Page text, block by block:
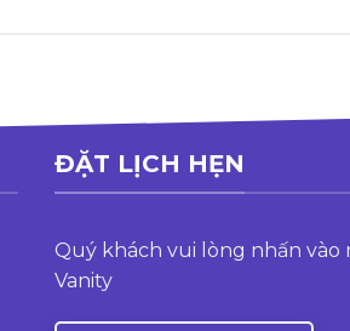
ĐẶT LỊCH HẸN
Quý khách vui lòng nhấn
Vanity